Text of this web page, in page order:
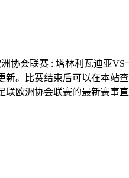
协会联赛 : 塔林利瓦迪亚
。比赛结束后可以在本站查
联欧洲协会联赛的最新赛事